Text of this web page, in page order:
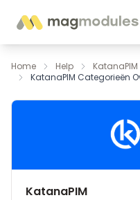
Home Help
KatanaPIM
KatanaPIM Categorieën
KatanaPIM